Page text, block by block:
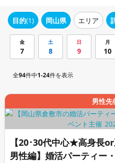
目的(1) 岡山県 エリア
金
7
土
8
日
9
月
10
全94件中1-24件を表示
男性先
【20･30代中心★高身長
男性編】婚活パーティー